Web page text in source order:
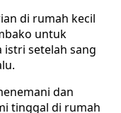
di rumah kecil
untuk
setelah sang
dan
tinggal di rumah